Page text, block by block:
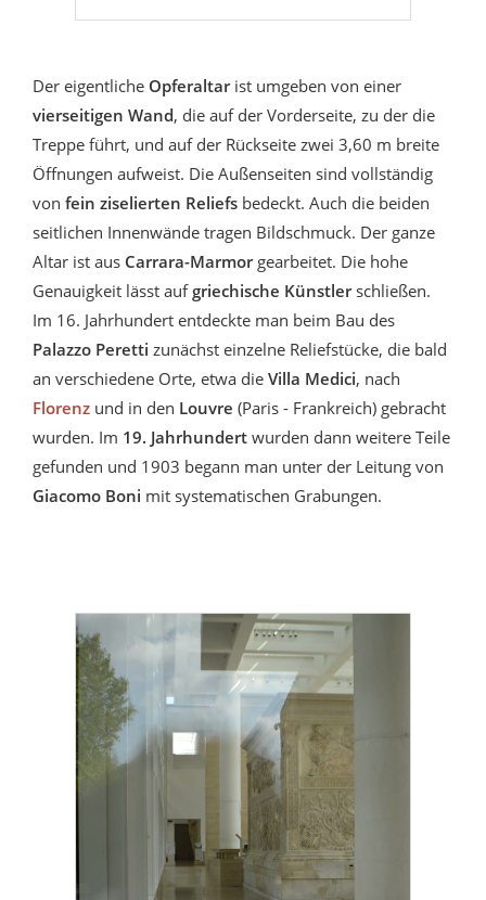
Der eigentliche Opferaltarist umgeben von einer
vierseitigen Wand, die auf der Vorderseite, zu der die
Treppe führt, und auf der Rückseite zwei 3,60 m breite
Öffnungen aufweist. Die Außenseiten sind vollständig
von fein ziselierten Reliefs bedeckt. Auch die beiden
seitlichen Innenwände tragen Bildschmuck. Der ganze
Altar ist aus Carrara-Marmor gearbeitet. Die hohe
Genauigkeit lässt aufgriechische Künstlerschließen.
Im 16. Jahrhundert entdeckte man beim Bau des
Palazzo Peretti zunächst einzelne Reliefstücke, die bald
an verschiedene Orte, etwa die Villa Medici, nach
Florenz und in den Louvre (Paris - Frankreich) gebracht
wurden. Im 19. Jahrhundert wurden dann weitere Teile
gefunden und 1903 begann man unter der Leitung von
Giacomo Boni mit systematischen Grabungen.